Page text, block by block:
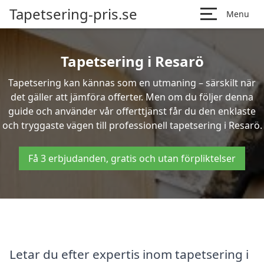
Tapetsering-pris.se Menu
Tapetsering i Resarö
Tapetsering kan kännas som en utmaning – särskilt när
det gäller att jämföra offerter. Men om du följer denna
guide och använder vår offerttjänst får du den enklaste
och tryggaste vägen till professionell tapetsering i Resarö.
Få 3 erbjudanden, gratis och utan förpliktelser
Letar du efter expertis inom tapetsering i